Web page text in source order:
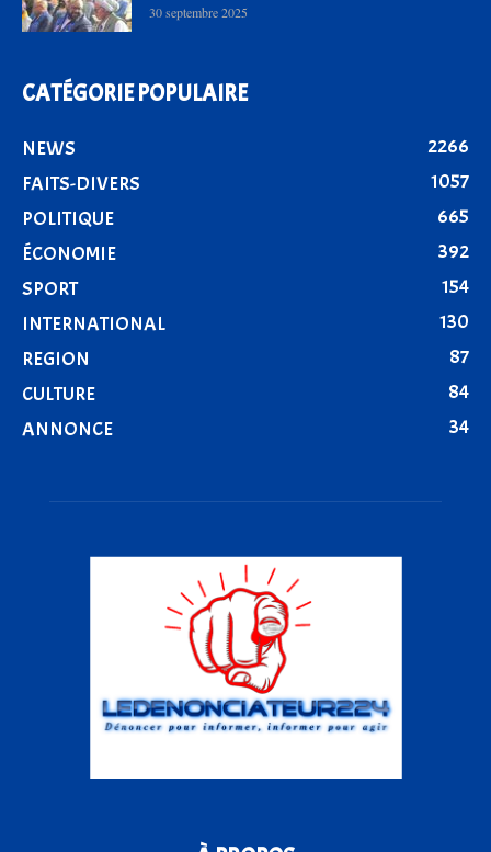
30 septembre 2025
CATÉGORIE POPULAIRE
NEWS
2266
FAITS-DIVERS
1057
POLITIQUE
665
ÉCONOMIE
392
SPORT
154
INTERNATIONAL
130
REGION
87
CULTURE
84
ANNONCE
34